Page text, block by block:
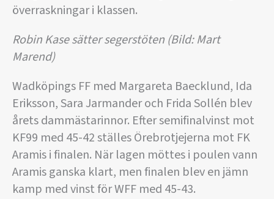
överraskningar i klassen.
Robin Kase sätter segerstöten (Bild: Mart
Marend)
Wadköpings FF med Margareta Baecklund, Ida
Eriksson, Sara Jarmander och Frida Sollén blev
årets dammästarinnor. Efter semifinalvinst mot
KF99 med 45-42 ställes Örebrotjejerna mot FK
Aramis i finalen. När lagen möttes i poulen vann
Aramis ganska klart, men finalen blev en jämn
kamp med vinst för WFF med 45-43.